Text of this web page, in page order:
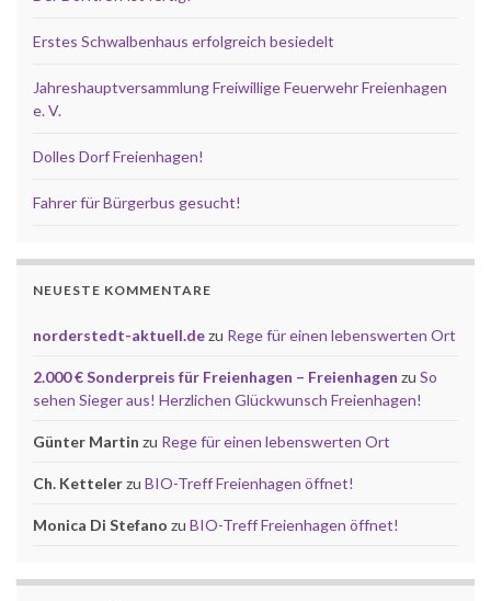
Erstes Schwalbenhaus erfolgreich besiedelt
Jahreshauptversammlung Freiwillige Feuerwehr Freienhagen
e. V.
Dolles Dorf Freienhagen!
Fahrer für Bürgerbus gesucht!
NEUESTE KOMMENTARE
norderstedt-aktuell.dezu Rege für einen lebenswerten Ort
2.000 € Sonderpreis für Freienhagen – Freienhagen zu So
sehen Sieger aus! Herzlichen Glückwunsch Freienhagen!
Günter Martin zu Rege für einen lebenswerten Ort
Ch. Kettelerzu BIO-Treff Freienhagen öffnet!
Monica Di Stefano zu BIO-Treff Freienhagen öffnet!